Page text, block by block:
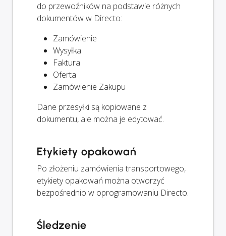
do przewoźników na podstawie różnych
dokumentów w Directo:
Zamówienie
Wysyłka
Faktura
Oferta
Zamówienie Zakupu
Dane przesyłki są kopiowane z
dokumentu, ale można je edytować.
Etykiety opakowań
Po złożeniu zamówienia transportowego,
etykiety opakowań można otworzyć
bezpośrednio w oprogramowaniu Directo.
Śledzenie